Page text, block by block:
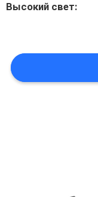
НОВОСТИ
СЛУЧАИ
КАРТА
Высокий свет: